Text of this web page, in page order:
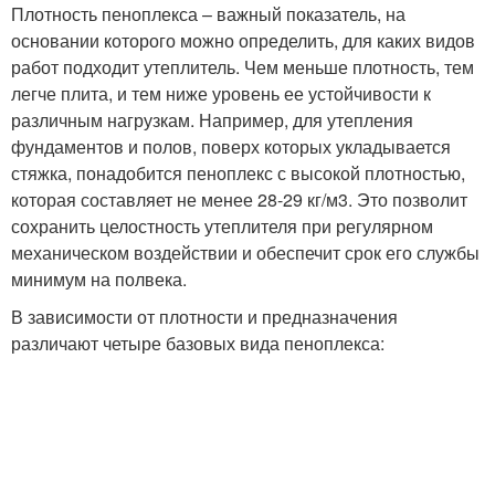
Плотность пеноплекса – важный показатель, на
основании которого можно определить, для каких видов
работ подходит утеплитель. Чем меньше плотность, тем
легче плита, и тем ниже уровень ее устойчивости к
различным нагрузкам. Например, для утепления
фундаментов и полов, поверх которых укладывается
стяжка, понадобится пеноплекс с высокой плотностью,
которая составляет не менее 28-29 кг/м3. Это позволит
сохранить целостность утеплителя при регулярном
механическом воздействии и обеспечит срок его службы
минимум на полвека.
В зависимости от плотности и предназначения
различают четыре базовых вида пеноплекса: